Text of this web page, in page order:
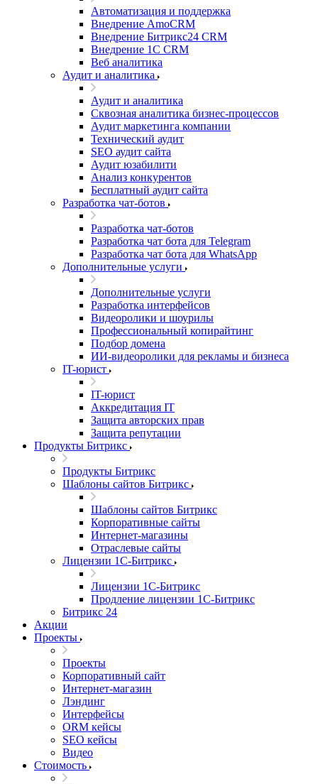
Автоматизация и поддержка
Внедрение AmoCRM
Внедрение Битрикс24 CRM
Внедрение 1C CRM
Веб аналитика
Аудит и аналитика
Аудит и аналитика
Сквозная аналитика бизнес-процессов
Аудит маркетинга компании
Технический аудит
SEO аудит сайта
Аудит юзабилити
Анализ конкурентов
Бесплатный аудит сайта
Разработка чат-ботов
Разработка чат-ботов
Разработка чат бота для Telegram
Разработка чат бота для WhatsApp
Дополнительные услуги
Дополнительные услуги
Разработка интерфейсов
Видеоролики и шоурилы
Профессиональный копирайтинг
Подбор домена
ИИ-видеоролики для рекламы и бизнеса
IT-юрист
IT-юрист
Аккредитация IT
Защита авторских прав
Защита репутации
Продукты Битрикс
Продукты Битрикс
Шаблоны сайтов Битрикс
Шаблоны сайтов Битрикс
Корпоративные сайты
Интернет-магазины
Отраслевые сайты
Лицензии 1С-Битрикс
Лицензии 1С-Битрикс
Продление лицензии 1С-Битрикс
Битрикс 24
Акции
Проекты
Проекты
Корпоративный сайт
Интернет-магазин
Лэндинг
Интерфейсы
ORM кейсы
SEO кейсы
Видео
Стоимость